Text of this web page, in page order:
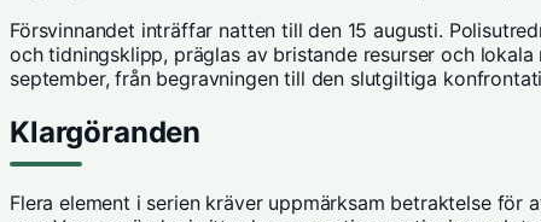
Försvinnandet inträffar natten till den 15 augusti.
och tidningsklipp, präglas av bristande resurser och
september, från begravningen till den slutgiltiga
Klargöranden
Flera element i serien kräver uppmärksam betraktelse